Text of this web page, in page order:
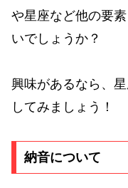
や星座など他の要
いでしょうか？
興味があるなら、
してみましょう！
納音について